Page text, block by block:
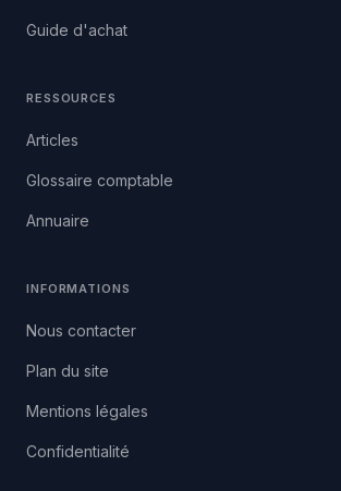
Guide d'achat
RESSOURCES
Articles
Glossaire comptable
Annuaire
INFORMATIONS
Nous contacter
Plan du site
Mentions légales
Confidentialité